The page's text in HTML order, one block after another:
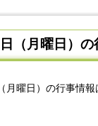
（月曜日）の
月曜日）の行事情報